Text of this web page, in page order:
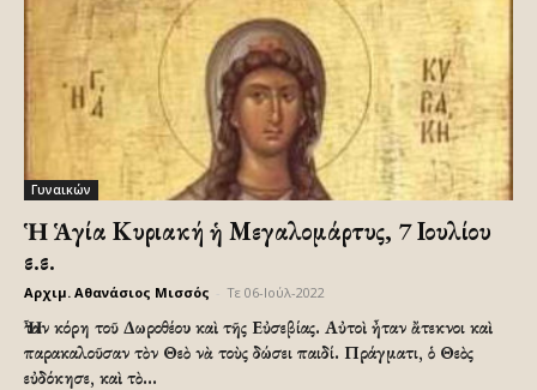
Γυναικών
Ἡ Ἁγία Κυριακή ἡ Μεγαλομάρτυς, 7 Ιουλίου
ε.ε.
Αρχιμ. Αθανάσιος Μισσός Τε 06-Ιούλ-2022
Ἦταν κόρη τοῦ Δωροθέου καὶ τῆς Εὐσεβίας. Αὐτοὶ ἦταν ἄτεκνοι καὶ
παρακαλοῦσαν τὸν Θεὸ νὰ τοὺς δώσει παιδί. Πράγματι, ὁ Θεὸς
εὐδόκησε, καὶ τὸ...